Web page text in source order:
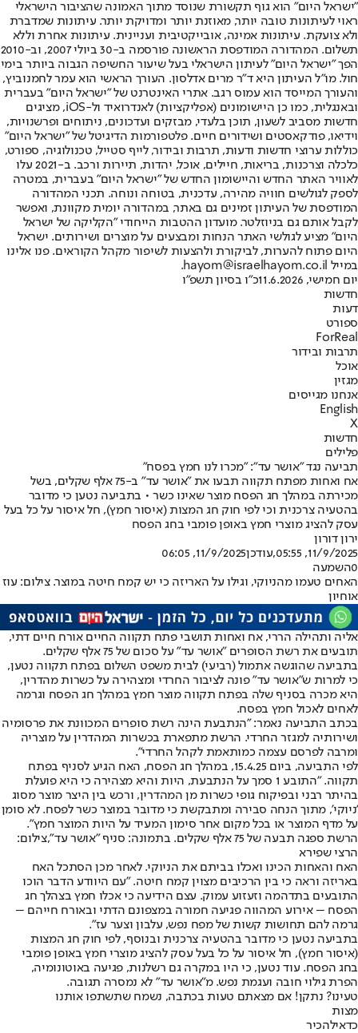
"ישראל היום" הוא גוף תקשורת שנוסד מתוך האמונה שהציבור הישראלי
ראוי לעיתונות טובה יותר, מאוזנת יותר ומדויקת יותר. עיתונות שמדברת
ולא צועקת. עיתונות אמינה, אובייקטיבית ועניינית. עיתונות אחרת וללא
תשלום. המהדורה המודפסת הראשונה פורסמה ב-30 ביולי 2007, וב-2010
הפך "ישראל היום" לעיתון הישראלי בעל שיעור החשיפה הגבוה ביותר בימי
חול. מו"ל העיתון היא ד"ר מרים אדלסון. העורך הראשי הוא עמר לחמנוביץ,
והעורך המייסד הוא עמוס רגב. אתרי האינטרנט של "ישראל היום" בעברית
ובאנגלית, כמו כן היישומונים (אפליקציות) לאנדרואיד ול-iOS, מציגים
חדשות מסביב לשעון, תוכן בלעדי, מבזקים ועדכונים, ניתוחים ופרשנויות,
וידיאו, פודקאסטים ושידורים חיים. פלטפורמות הדיגיטל של "ישראל היום"
כוללות ערוצי חדשות ודעות, תרבות ובידור, לייף סטייל, טכנולוגיה, ספורט,
כלכלה וצרכנות, בריאות, חיילים, אוכל, יהדות, תיירות ורכב. ב-2021 עלו
לאוויר האתר החדש והיישומון החדש של "ישראל היום" בעברית, במטרה
לספק לגולשים חוויה מהירה, עדכנית, בטוחה ונוחה. תכני המהדורה
המודפסת של העיתון זמינים גם באתר, במהדורה יומית מקוונת, ואפשר
לקבל אותם גם בניוזלטר. מועדון ההטבות הייחודי "הקליקה של ישראל
היום" מציע לגולשי האתר הנחות ומבצעים על מוצרים ושירותים. ישראל
היום פתוח להערות, לביקורת ולהצעות לשיפור מקהל הקוראים. פנו אלינו
במייל hayom@israelhayom.co.il.
יום חמישי, 11.6.2026
כ"ו בסיון תשפ"ו
חדשות
דעות
ספורט
ForReal
תרבות ובידור
אוכל
מגזין
אנחנו מגייסים
English
X
חדשות
פלילים
תביעה נגד "אושר עד": "מכרו לנו חמץ בפסח"
אח ואחות מפתח תקווה תבעו את "אושר עד" ב-75 אלף שקלים, בשל
מכירתה במהלך חג הפסח מוצר שאינו כשר • בתביעה נטען כי מדובר
בהטעיה צרכנית וכי לפי חוק חג המצות (איסור חמץ), חל איסור על כל בעל
עסק להציג מוצרי חמץ באופן פומבי בחג הפסח
ירון דורון
11/9/2025, 05:55
,עודכן11/9/2025, 06:05
0השמעה
האחים טעמו מהניוקי, וגילו על האריזה כי יש קמח חיטה במוצר. צילום: עוז
אוחיון
אליה ותהילה הררי, אח ואחות תושבי פתח תקווה החיים אורח חיים דתי,
תובעים את רשת הסופרים "אושר עד" על סכום של 75 אלף שקלים.
בתביעה שהוגשה אתמול (רביעי) לבית משפט השלום בפתח תקווה נטען,
כי למרות ש"אושר עד" פונה לציבור החרדי ומצהירה על כשרות מהדרין,
היא מכרה בסניף שלה בפתח תקווה מוצר חמץ במהלך חג הפסח וגרמה
לאחים לאכול חמץ בפסח.
בכתב התביעה נאמר: "הנתבעת הינה רשת סופרים המכוונת את פרסומיה
ושירותיה למגזר החרדי. הרשת מתפארת בכשרות המהדרין על מוצריה
ומרבה לפרסם עצמה כמותאמת לקהל החרדי".
לפי התביעה, ביום 15.4.25, במהלך חג הפסח, האח הגיע לסניף בפתח
תקווה. "התובע 1 סמך על הנתבעת, היות והיא מצהירה כי היא פועלת
בהיתר רבני ובפיקוח גופי כשרות מן המהדרין, ורכש בין היצר מוצר מסוג
'ניוקי', מתוך הנחה סבירה ומתבקשת כי מדובר במוצר כשר לפסח. לא סומן
על מדף המוצר או בכל מקום אחר סימון המעיד על היות המוצר חמץ".
הרשת ספגה תבעה של 75 אלף שקלים. בתמונה: סניף "אושר עד",צילום:
הרצי שפירא
האח והאחות הכינו ואכלו בביתם את הניוקי. לאחר מכן הסתכל האח
באריזה וראה כי בין הרכיבים מצוין קמח חיטה. "עם היוודע הדבר הוכו
התובעים בתדהמה וזעזוע עמוק. עצם הידיעה כי אכלו חמץ בצהלך חג
הפסח – אירוע המהווה פגיעה חמורה במצפונם הדתי ובאורח חייהם –
גרמה להם תחושות קשות של מפח נפש, עלבון וצער עז".
בתביעה נטען כי מדובר בהטעיה צרכנית ובנוסף, לפי חוק חג המצות
(איסור חמץ), חל איסור על כל בעל עסק להציג מוצרי חמץ באופן פומבי
בחג הפסח. עוד נטען, כי היו במקרה גם רשלנות, פגיעה באוטונומיה,
הפרת גילוי חובה ועגמת נפש. מ"אושר עד" לא נמסרה תגובה.
טעינו? נתקן! אם מצאתם טעות בכתבה, נשמח שתשתפו אותנו
מצות
כדאילהכיר